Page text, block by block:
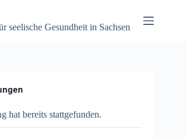
seelische Gesundheit in Sachsen
hat bereits stattgefunden.